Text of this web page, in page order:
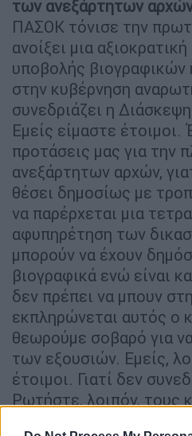
των ανεξάρτητων
ΠΑΣΟΚ τόνισε την
ανοίξει μια
υποβολής βιογραφικών
στην κυβέρνηση
συνεδριάζει η
Εμείς είμαστε έτοιμοι.
προτάσεις μας για την
ανεξάρτητων αρχών,
θέσει δημοσίως με
να παρέρχεται μια
αφυπηρέτηση των
μπορούν να έχουν
βιογραφικά ενώ είναι
δεν πρέπει να μπουν
εκπληρώνεται αυτός ο
θεωρούμε σοβαρό για
των εξουσιών. Εμείς,
έτοιμοι. Γιατί δεν
Ρωτήστε, λοιπόν, τους
την άλλη εβδομάδα